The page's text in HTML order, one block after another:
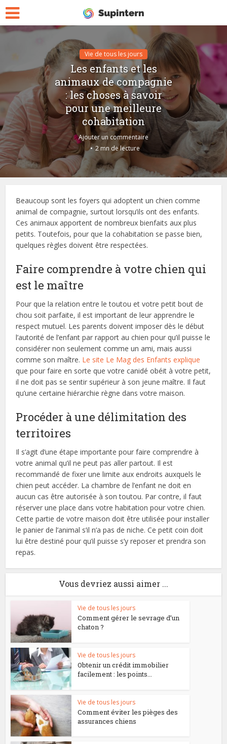
Vie de tous les jours
Les enfants et les
animaux de compagnie
: les choses à savoir
pour une meilleure
cohabitation
Ajouter un commentaire
2 mn de lecture
Beaucoup sont les foyers qui adoptent un chien comme
animal de compagnie, surtout lorsqu’ils ont des enfants.
Ces animaux apportent de nombreux bienfaits aux plus
petits. Toutefois, pour que la cohabitation se passe bien,
quelques règles doivent être respectées.
Faire comprendre à votre chien qui
est le maître
Pour que la relation entre le toutou et votre petit bout de
chou soit parfaite, il est important de leur apprendre le
respect mutuel. Les parents doivent imposer dès le début
l’autorité de l’enfant par rapport au chien pour qu’il puisse le
considérer non seulement comme un ami, mais aussi
comme son maître. Le site Le Mag des Enfants explique
que pour faire en sorte que votre canidé obéit à votre petit,
il ne doit pas se sentir supérieur à son jeune maître. Il faut
qu’une certaine hiérarchie règne dans votre maison.
Procéder à une délimitation des
territoires
Il s’agit d’une étape importante pour faire comprendre à
votre animal qu’il ne peut pas aller partout. Il est
recommandé de fixer une limite aux endroits auxquels le
chien peut accéder. La chambre de l’enfant ne doit en
aucun cas être autorisée à son toutou. Par contre, il faut
réserver une place dans votre habitation pour votre chien.
Cette partie de votre maison doit être utilisée pour installer
le panier de l’animal s’il n’a pas de niche. Ce petit coin doit
lui être destiné pour qu’il puisse s’y reposer et prendra son
repas.
Vous devriez aussi aimer ...
Vie de tous les jours
Comment gérer le sevrage d’un
chaton ?
Vie de tous les jours
Obtenir un crédit immobilier
facilement : les points...
Vie de tous les jours
Comment éviter les pièges des
assurances chiens